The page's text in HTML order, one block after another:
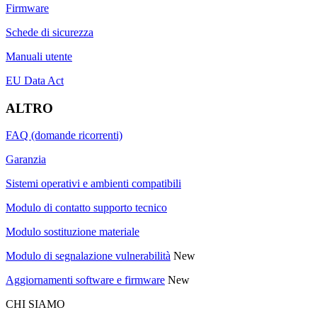
Firmware
Schede di sicurezza
Manuali utente
EU Data Act
ALTRO
FAQ (domande ricorrenti)
Garanzia
Sistemi operativi e ambienti compatibili
Modulo di contatto supporto tecnico
Modulo sostituzione materiale
Modulo di segnalazione vulnerabilità New
Aggiornamenti software e firmware New
CHI SIAMO